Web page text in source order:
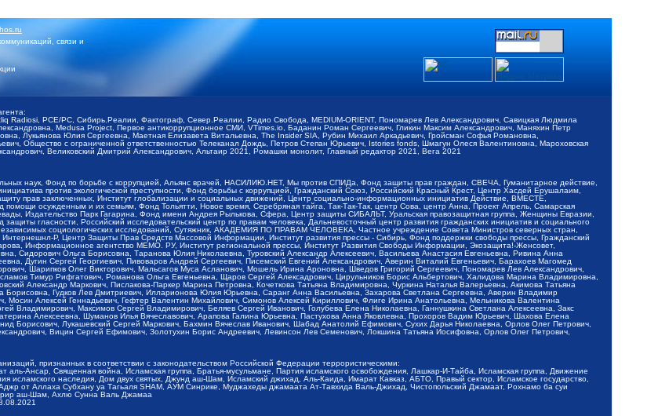
связи и
PCE/PC, Сибирь.Реалии, Фактограф, Север.Реалии, Радио Свобода, MEDIUM-ORIENT, Пономарев Лев Александрович, Савицкая Людмила
Medusa Project, Первое антикоррупционное СМИ, VTimes.io, Баданин Роман Сергеевич, Гликин Максим Александрович, Маняхин Петр
Лукьянова Юлия Сергеевна, Маетная Елизавета Витальевна, The Insider SIA, Рубин Михаил Аркадьевич, Гройсман Софья Романовна,
Общество с ограниченной ответственностью Телеканал Дождь, Петров Степан Юрьевич, Istories fonds, Шмагун Олеся Валентиновна, Мароховская
Великовский Дмитрий Александрович, Альтаир 2021, Ромашки монолит, Главный редактор 2021, Вега 2021
наук, Фонд по борьбе с коррупцией, Альянс врачей, НАСИЛИЮ.НЕТ, Мы против СПИДа, Фонд защиты прав граждан, СВЕЧА, Гуманитарное действие,
против экологической преступности, Фонд борьбы с коррупцией, Гражданский Союз, Российский Красный Крест, Центр Хасдей Ерушалаим,
прав заключенных, Институт глобализации и социальных движений, Центр социально-информационных инициатив Действие, ВМЕСТЕ,
осужденным и их семьям, Фонд Тольятти, Новое время, Серебряная тайга, Так-Так-Так, центр Сова, центр Анна, Проект Апрель, Самарская
Издательство Парк Гагарина, Фонд имени Андрея Рылькова, Сфера, Центр защиты СИБАЛЬТ, Уральская правозащитная группа, Женщины Евразии,
гласности, Российский исследовательский центр по правам человека, Дальневосточный центр развития гражданских инициатив и социального
социологических исследований, Сутяжник, АКАДЕМИЯ ПО ПРАВАМ ЧЕЛОВЕКА, Частное учреждение Совета Министров северных стран,
Р, Центр Защиты Прав Средств Массовой Информации, Институт развития прессы - Сибирь, Фонд поддержки свободы прессы, Гражданский
Информационное агентство МЕМО. РУ, Институт региональной прессы, Институт Развития Свободы Информации, Экозащита!-Женсовет,
Сидорович Ольга Борисовна, Таранова Юлия Николаевна, Туровский Александр Алексеевич, Васильева Анастасия Евгеньевна, Ривина Анна
Дугин Сергей Георгиевич, Пивоваров Андрей Сергеевич, Писемский Евгений Александрович, Аверин Виталий Евгеньевич, Барахоев Магомед
Шарипков Олег Викторович, Мальсагов Муса Асланович, Мошель Ирина Ароновна, Шведов Григорий Сергеевич, Пономарев Лев Александрович,
Тимур Рифгатович, Романова Ольга Евгеньевна, Щаров Сергей Алексадрович, Цирульников Борис Альбертович, Халидова Марина Владимировна,
Александр Маркович, Пислакова-Паркер Марина Петровна, Кочеткова Татьяна Владимировна, Чуркина Наталья Валерьевна, Акимова Татьяна
Гудков Лев Дмитриевич, Илларионова Юлия Юрьевна, Саранг Анна Васильевна, Захарова Светлана Сергеевна, Аверин Владимир
Алексей Геннадьевич, Гефтер Валентин Михайлович, Симонов Алексей Кириллович, Флиге Ирина Анатольевна, Мельникова Валентина
Владимирович, Максимов Сергей Владимирович, Беляев Сергей Иванович, Голубева Елена Николаевна, Ганнушкина Светлана Алексеевна, Закс
Алексеевна, Шуманов Илья Вячеславович, Арапова Галина Юрьевна, Пастухова Анна Яковлевна, Прохоров Вадим Юрьевич, Шахова Елена
Борисович, Лукашевский Сергей Маркович, Бахмин Вячеслав Иванович, Шабад Анатолий Ефимович, Сухих Дарья Николаевна, Орлов Олег Петрович,
Вицин Сергей Ефимович, Золотухин Борис Андреевич, Левинсон Лев Семенович, Локшина Татьяна Иосифовна, Орлов Олег Петрович,
признанных в соответствии с законодательством Российской Федерации террористическими:
Ансар, Священная война, Исламская группа, Братья-мусульмане, Партия исламского освобождения, Лашкар-И-Тайба, Исламская группа, Движение
исламского наследия, Дом двух святых, Джунд аш-Шам, Исламский джихад, Аль-Каида, Имарат Кавказ, АБТО, Правый сектор, Исламское государство,
от Аллаха Субхану уа Тагьаля SHAM, АУМ Синрике, Муджахеды джамаата Ат-Тавхида Валь-Джихад, Чистопольский Джамаат, Рохнамо ба суи
аш-Шам, Ахлю Сунна Валь Джамаа